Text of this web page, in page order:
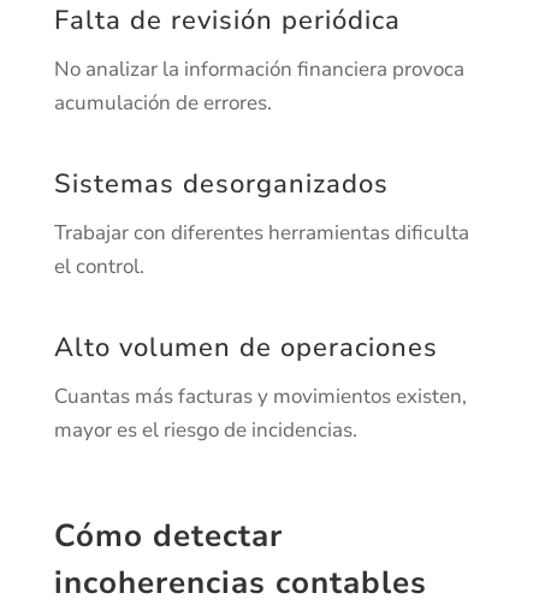
Falta de revisión periódica
No analizar la información financiera provoca
acumulación de errores.
Sistemas desorganizados
Trabajar con diferentes herramientas dificulta
el control.
Alto volumen de operaciones
Cuantas más facturas y movimientos existen,
mayor es el riesgo de incidencias.
Cómo detectar
incoherencias contables